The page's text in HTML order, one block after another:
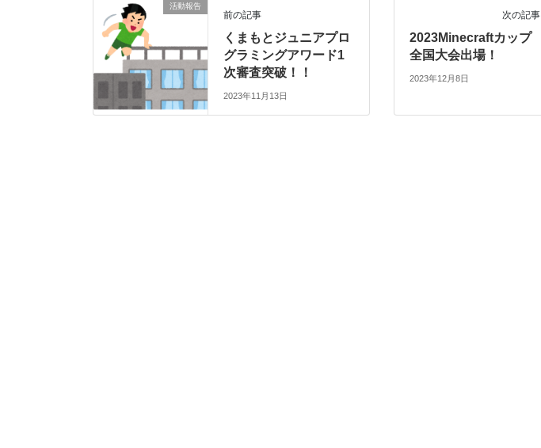
活動報告
前の記事
くまもとジュニアプロ
グラミングアワード1
次審査突破！！
2023年11月13日
次の記事
2023Minecraftカップ
全国大会出場！
2023年12月8日